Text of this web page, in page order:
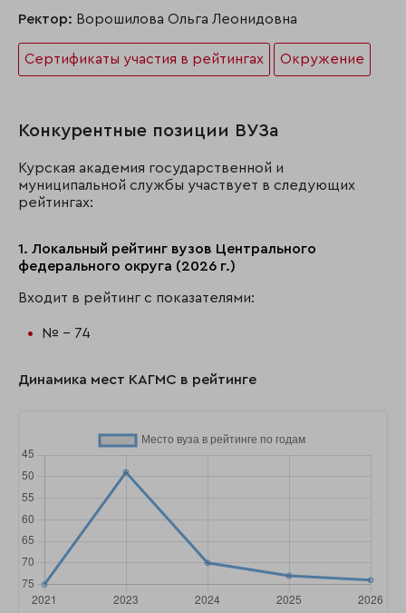
Ректор: Ворошилова Ольга Леонидовна
Сертификаты участия в рейтингах Окружение
Конкурентные позиции ВУЗа
Курская академия государственной и
муниципальной службы участвует в следующих
рейтингах:
1. Локальный рейтинг вузов Центрального
федерального округа (2026 г.)
Входит в рейтинг с показателями:
№ - 74
Динамика мест КАГМС в рейтинге